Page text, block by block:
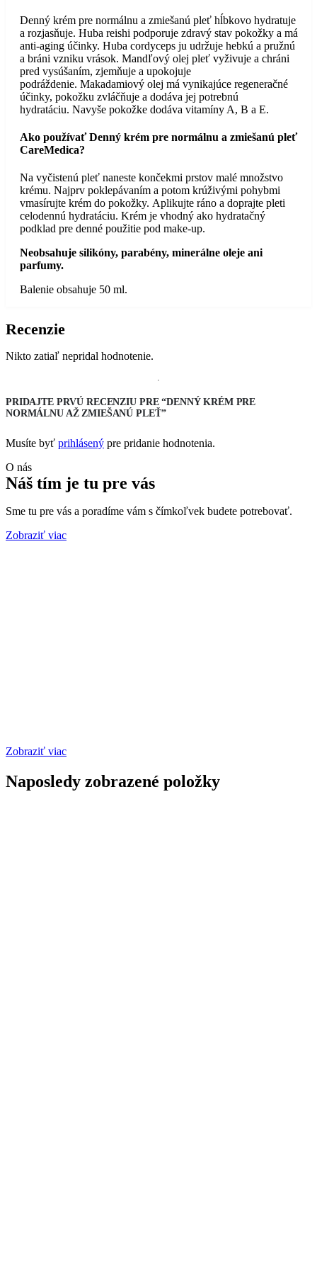
Denný krém pre normálnu a zmiešanú pleť hĺbkovo hydratuje
a rozjasňuje. Huba reishi podporuje zdravý stav pokožky a má
anti-aging účinky. Huba cordyceps ju udržuje hebkú a pružnú
a bráni vzniku vrások. Mandľový olej pleť vyživuje a chráni
pred vysúšaním, zjemňuje a upokojuje
podráždenie. Makadamiový olej má vynikajúce regeneračné
účinky, pokožku zvláčňuje a dodáva jej potrebnú
hydratáciu. Navyše pokožke dodáva vitamíny A, B a E.
Ako používať Denný krém pre normálnu a zmiešanú pleť
CareMedica?
Na vyčistenú pleť naneste končekmi prstov malé množstvo
krému. Najprv poklepávaním a potom krúživými pohybmi
vmasírujte krém do pokožky. Aplikujte ráno a doprajte pleti
celodennú hydratáciu. Krém je vhodný ako hydratačný
podklad pre denné použitie pod make-up.
Neobsahuje silikóny, parabény, minerálne oleje ani
parfumy.
Balenie obsahuje 50 ml.
Recenzie
Nikto zatiaľ nepridal hodnotenie.
PRIDAJTE PRVÚ RECENZIU PRE “DENNÝ KRÉM PRE
NORMÁLNU AŽ ZMIEŠANÚ PLEŤ”
Musíte byť prihlásený pre pridanie hodnotenia.
O nás
Náš tím je tu pre vás
Sme tu pre vás a poradíme vám s čímkoľvek budete potrebovať.
Zobraziť viac
Zobraziť viac
Naposledy zobrazené položky